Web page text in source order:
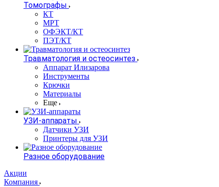
Томографы
КТ
МРТ
ОФЭКТ/КТ
ПЭТ/КТ
Травматология и остеосинтез
Аппарат Илизарова
Инструменты
Крючки
Материалы
Еще
УЗИ-аппараты
Датчики УЗИ
Принтеры для УЗИ
Разное оборудование
Акции
Компания